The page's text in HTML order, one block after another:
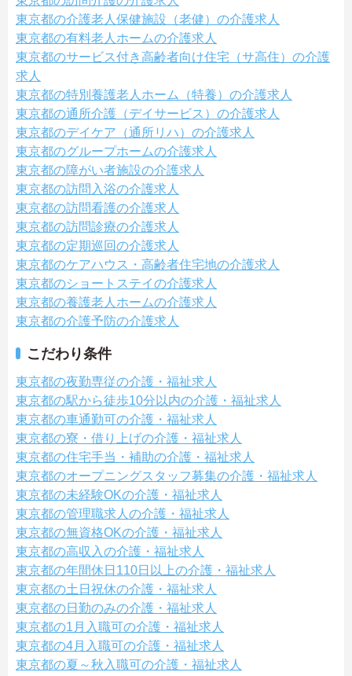
東京都の介護老人保健施設（老健）の介護求人
東京都の有料老人ホームの介護求人
東京都のサービス付き高齢者向け住宅（サ高住）の介護
求人
東京都の特別養護老人ホーム（特養）の介護求人
東京都の通所介護（デイサービス）の介護求人
東京都のデイケア（通所リハ）の介護求人
東京都のグループホームの介護求人
東京都の障がい者施設の介護求人
東京都の訪問入浴の介護求人
東京都の訪問看護の介護求人
東京都の訪問診療の介護求人
東京都の定期巡回の介護求人
東京都のケアハウス・高齢者住宅地の介護求人
東京都のショートステイの介護求人
東京都の養護老人ホームの介護求人
東京都の介護予防の介護求人
こだわり条件
東京都の夜勤専従の介護・福祉求人
東京都の駅から徒歩10分以内の介護・福祉求人
東京都の車通勤可の介護・福祉求人
東京都の寮・借り上げの介護・福祉求人
東京都の住宅手当・補助の介護・福祉求人
東京都のオープニングスタッフ募集の介護・福祉求人
東京都の未経験OKの介護・福祉求人
東京都の管理職求人の介護・福祉求人
東京都の無資格OKの介護・福祉求人
東京都の高収入の介護・福祉求人
東京都の年間休日110日以上の介護・福祉求人
東京都の土日祝休の介護・福祉求人
東京都の日勤のみの介護・福祉求人
東京都の1月入職可の介護・福祉求人
東京都の4月入職可の介護・福祉求人
東京都の夏～秋入職可の介護・福祉求人